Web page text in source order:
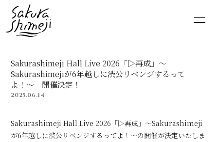
SCHEDULE
PROFILE
VIDEO
MOVIE
PHOTO
Sakurashimeji Hall Live 2026「▷再成」〜
Sakurashimejiが6年越しに渋公リベンジするって
よ！〜 開催決定！
2025.06.14
Sakurashimeji Hall Live 2026「▷再成」〜Sakurashimeji
が6年越しに渋公リベンジするってよ！〜の開催が決定いたしま